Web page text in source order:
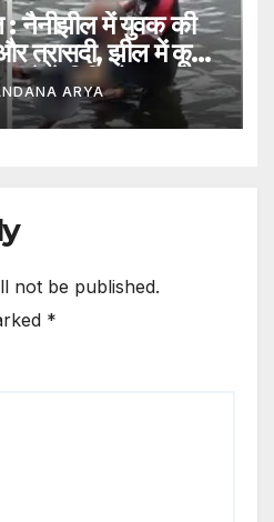
: नैनीझील में युवक की
त्रासदी, झील में कूदे
विडिओ !!
ARYA
not be published.
*